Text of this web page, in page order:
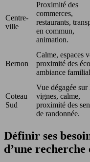
Centre-
ville
Proximité des
commerces,
restaurants,
en commun,
animation.
Bernon
Calme, espaces
proximité des
ambiance
Coteau
Sud
Vue dégagée sur
vignes, calme,
proximité des
de randonnée.
Définir ses
d’une recherche